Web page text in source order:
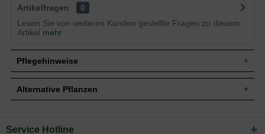
Artikelfragen
0
Lesen Sie von weiteren Kunden gestellte Fragen zu diesem
Artikel mehr
Pflegehinweise
Pflanz- und Pflegetipps Panicum virgatum 'Prairie
Alternative Pflanzen
Sie suchen eine Alternative?
Service Hotline